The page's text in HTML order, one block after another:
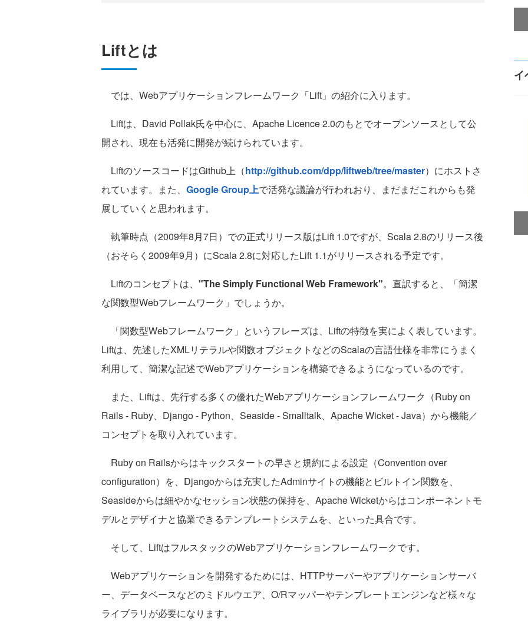
Liftとは
では、Webアプリケーションフレームワーク「Lift」の紹介に入ります。
Liftは、David Pollak氏を中心に、Apache Licence 2.0のもとでオープンソースとして公
開され、現在も活発に開発が続けられています。
LiftのソースコードはGithub上（http://github.com/dpp/liftweb/tree/master）にホストさ
れています。また、 Google Group上で活発な議論が行われおり、まだまだこれからも発
展していくと思われます。
執筆時点（2009年8月7日）での正式リリース版はLift 1.0ですが、Scala 2.8のリリース後
（おそらく2009年9月）にScala 2.8に対応したLift 1.1がリリースされる予定です。
Liftのコンセプトは、 "The Simply Functional Web Framework"。直訳すると、「簡潔
な関数型Webフレームワーク」でしょうか。
「関数型Webフレームワーク」というフレーズは、Liftの特徴を実によく表しています。
Liftは、先述したXMLリテラルや関数オブジェクトなどのScalaの言語仕様を非常にうまく
利用して、簡潔な記述でWebアプリケーションを構築できるようになっているのです。
また、Liftは、先行する多くの優れたWebアプリケーションフレームワーク（Ruby on
Rails - Ruby、Django - Python、Seaside - Smalltalk、Apache Wicket - Java）から機能／
コンセプトを取り入れています。
Ruby on Railsからはキックスタートの早さと規約による設定（Convention over
configuration）を、Djangoからは充実したAdminサイトの機能とビルトイン関数を、
Seasideからは細やかなセッション状態の保持を、Apache Wicketからはコンポーネントモ
デルとデザイナと協業できるテンプレートシステムを、といった具合です。
そして、LiftはフルスタックのWebアプリケーションフレームワークです。
Webアプリケーションを開発するためには、HTTPサーバーやアプリケーションサーバ
ー、データベースなどのミドルウエア、O/Rマッパーやテンプレートエンジンなど様々な
ライブラリが必要になります。
イ